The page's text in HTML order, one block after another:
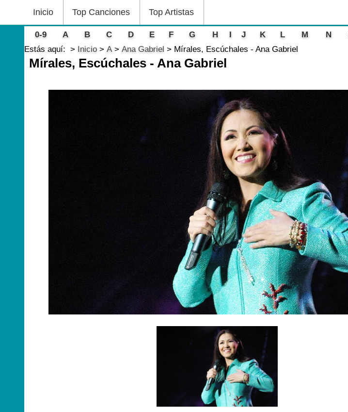
Inicio Top Canciones Top Artistas
0-9 A B C D E F G H I J K L M N
Estás aquí:
Inicio A Ana Gabriel Mírales, Escúchales - Ana Gabriel
Mírales, Escúchales - Ana Gabriel